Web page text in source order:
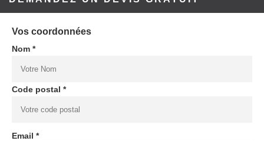
Vos coordonnées
Nom *
Code postal *
Email *